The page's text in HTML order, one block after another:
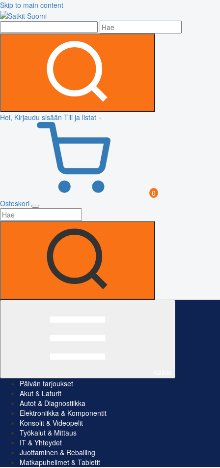
Skip to main content
Hei, Kirjaudu sisään Tili ja listat
0
Ostoskori
Päivän tarjoukset
Akut & Laturit
Autot & Diagnostiikka
Elektroniikka & Komponentit
Konsolit & Videopelit
Työkalut & Mittaus
IT & Yhteydet
Juottaminen & Reballing
Matkapuhelimet & Tabletit